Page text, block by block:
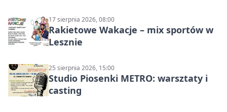
17 sierpnia 2026, 08:00
Rakietowe Wakacje – mix sportów w
Lesznie
25 sierpnia 2026, 15:00
Studio Piosenki METRO: warsztaty i
casting